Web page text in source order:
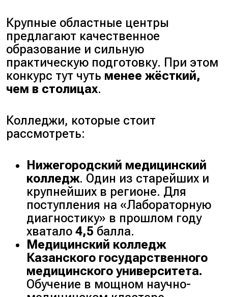
Крупные областные центры
предлагают качественное
образование и сильную
практическую подготовку. При этом
конкурс тут чуть менее жёсткий,
чем в столицах.
Колледжи, которые стоит
рассмотреть:
Нижегородский медицинский
колледж. Один из старейших и
крупнейших в регионе. Для
поступления на «Лабораторную
диагностику» в прошлом году
хватало4,5 балла.
Медицинский колледж
Казанского государственного
медицинского университета.
Обучение в мощном научно-